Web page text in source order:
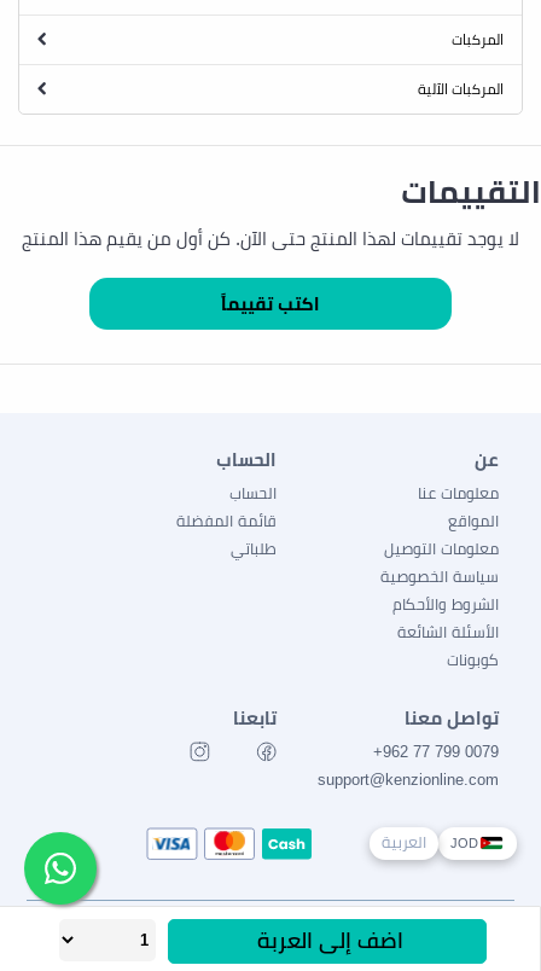
المركبات
المركبات الآلية
التقييمات
لا يوجد تقييمات لهذا المنتج حتى الآن. كن أول من يقيم هذا المنتج
اضف إلى العربة
عن
معلومات عنا
المواقع
معلومات التوصيل
سياسة الخصوصية
الشروط والأحكام
الأسئلة الشائعة
كوبونات
الحساب
الحساب
قائمة المفضلة
طلباتي
تواصل معنا
0079 799 77 962+
support@kenzionline.com
تابعنا
JOD العربية
جميع الحقوق محفوظة Ⓒ كنزي 2026